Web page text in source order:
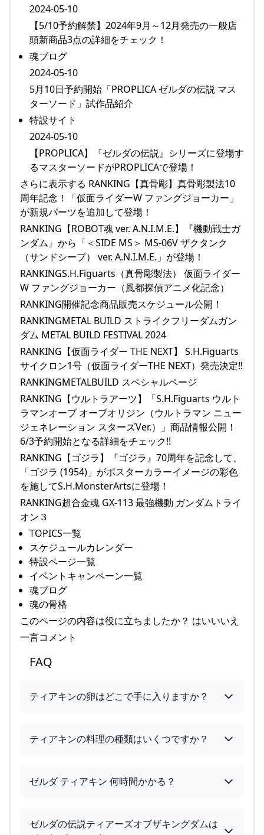
2024-05-10
【5/10予約解禁】2024年9月～12月発売の一般店
頭新商品3点の詳細をチェック！
魂ブログ
2024-05-10
5月10日予約開始「PROPLICA ゼルダの伝説 マス
ターソード」試作品紹介
特設サイト
2024-05-10
【PROPLICA】『ゼルダの伝説』シリーズに登場す
るマスターソードがPROPLICAで登場！
さらに表示する RANKING【真骨彫】真骨彫製法10
周年記念！「仮面ライダーW ファングジョーカー」
が新規パーツを追加して登場！
RANKING【ROBOT魂 ver. A.N.I.M.E.】『機動戦士ガ
ンダム』から「＜SIDE MS＞ MS-06V ザクタンク
（サンドシープ） ver. A.N.I.M.E.」が登場！
RANKINGS.H.Figuarts（真骨彫製法） 仮面ライダー
W ファングジョーカー（風都探偵アニメ化記念）
RANKING開催記念商品販売スケジュール公開！
RANKINGMETAL BUILD ストライクフリーダムガン
ダム METAL BUILD FESTIVAL 2024
RANKING【仮面ライダー THE NEXT】 S.H.Figuarts
サイクロン1号（仮面ライダーTHE NEXT）発売決定‼
RANKINGMETALBUILD スペシャルページ
RANKING【ウルトラアーツ】「S.H.Figuarts ウルト
ラマンオーブ オーブオリジン（ウルトラマン ニュー
ジェネレーション スターズVer.）」商品情報公開！
6/3予約開始となる詳細をチェック!!
RANKING【ゴジラ】『ゴジラ』70周年を記念して、
「ゴジラ (1954)」がポスターカラーイメージの彩色
を施してS.H.MonsterArtsに登場！
RANKING超合金魂 GX-113 最強機動 ガンダムトライ
オン３
TOPICS一覧
スケジュールカレンダー
特設ページ一覧
イベントキャンペーン一覧
魂ブログ
魂の骨格
このページの内容は役に立ちましたか？ はいいいえ
一言コメント
FAQ
ティアキンの卵はどこで手に入りますか？
ティアキンの料理の種類はいくつですか？
ゼルダ ティアキン 何時間かかる？
ゼルダの伝説ティアーズオブザキングダムは